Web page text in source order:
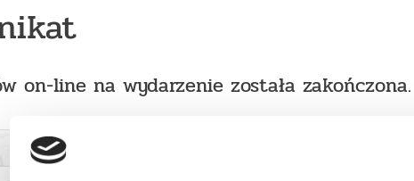
on-line na wydarzenie została zakończona.